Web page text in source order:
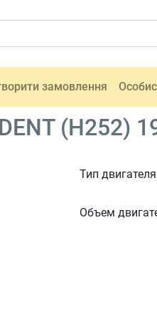
замовлення
(H252)
Тип
Объем